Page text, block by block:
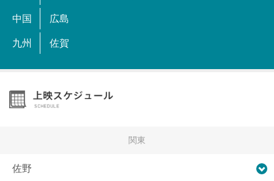
中国 広島
九州 佐賀
関東
佐野